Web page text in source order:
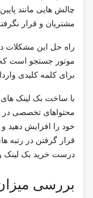
چالش هایی مانند
مشتریان و قرار
راه حل این مشکلات
موتور جستجو است که
برای کلمه کلیدی
با ساخت بک لینک های
محتواهای تخصصی در
خود را افزایش دهید
قرار گرفتن در رتبه
درست خرید بک لینک و
بررسی